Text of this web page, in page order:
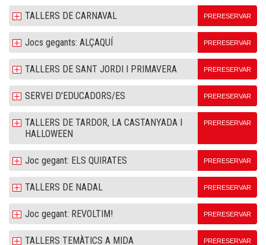
TALLERS DE CARNAVAL PRERESERVAR
Jocs gegants: ALÇAQUÍ PRERESERVAR
TALLERS DE SANT JORDI I PRIMAVERA PRERESERVAR
SERVEI D'EDUCADORS/ES PRERESERVAR
TALLERS DE TARDOR, LA CASTANYADA I
HALLOWEEN
PRERESERVAR
Joc gegant: ELS QUIRATES PRERESERVAR
TALLERS DE NADAL PRERESERVAR
Joc gegant: REVOLTIM! PRERESERVAR
TALLERS TEMÀTICS A MIDA PRERESERVAR